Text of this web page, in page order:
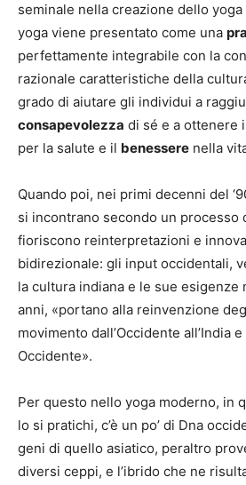
seminale nella creazione dello
yoga viene presentato come una
perfettamente integrabile con la
razionale caratteristiche della
grado di aiutare gli individui a
consapevolezza di sé e a ottenere
per la salute e il benessere nella
Quando poi, nei primi decenni del
si incontrano secondo un processo
fioriscono reinterpretazioni e
bidirezionale: gli input occidentali,
la cultura indiana e le sue esigenze
anni, «portano alla reinvenzione
movimento dall’Occidente all’India
Occidente».
Per questo nello yoga moderno, in
lo si pratichi, c’è un po’ di Dna
geni di quello asiatico, peraltro
diversi ceppi, e l’ibrido che ne